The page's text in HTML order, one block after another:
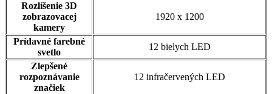
Rozlíšenie 3D
zobrazovacej
kamery
1920 x 1200
Prídavné farebné
svetlo
12 bielych LED
Zlepšené
rozpoznávanie
značiek
12 infračervených LED